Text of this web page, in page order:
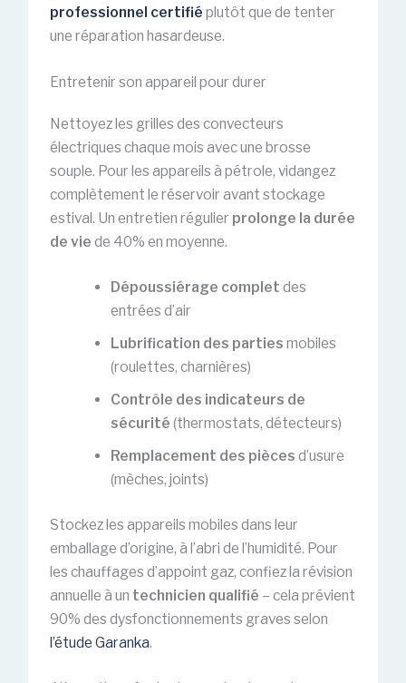
professionnel certifié plutôt que de tenter
une réparation hasardeuse.
Entretenir son appareil pour durer
Nettoyez les grilles des convecteurs
électriques chaque mois avec une brosse
souple. Pour les appareils à pétrole, vidangez
complètement le réservoir avant stockage
estival. Un entretien régulier prolonge la durée
de vie de 40% en moyenne.
Dépoussiérage complet des
entrées d’air
Lubrification des parties mobiles
(roulettes, charnières)
Contrôle des indicateurs de
sécurité (thermostats, détecteurs)
Remplacement des pièces d’usure
(mèches, joints)
Stockez les appareils mobiles dans leur
emballage d’origine, à l’abri de l’humidité. Pour
les chauffages d’appoint gaz, confiez la révision
annuelle à un technicien qualifié – cela prévient
90% des dysfonctionnements graves selon
l’étude Garanka.